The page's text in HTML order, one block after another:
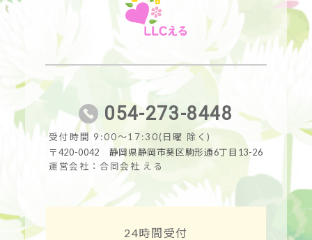
054-273-8448
受付時間 9:00～17:30(日曜 除く)
〒420-0042 静岡県静岡市葵区駒形通6丁目13-26
運営会社：合同会社 える
24時間受付